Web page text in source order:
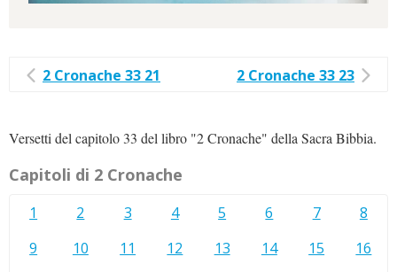
2 Cronache 33 21 2 Cronache 33 23
Versetti del capitolo 33 del libro "2 Cronache" della Sacra Bibbia.
Capitoli di 2 Cronache
1 2 3 4 5 6 7
8
9
10 11 12 13 14 15
16